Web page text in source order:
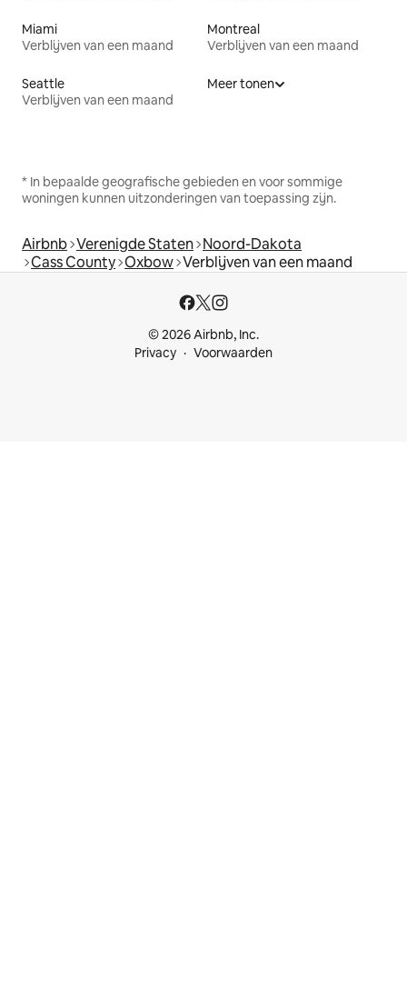
Miami
Verblijven van een maand
Montreal
Verblijven van een maand
Seattle
Verblijven van een maand
Meer tonen
* In bepaalde geografische gebieden en voor sommige
woningen kunnen uitzonderingen van toepassing zijn.
Airbnb Verenigde Staten Noord-Dakota
Cass County Oxbow Verblijven van een maand
© 2026 Airbnb, Inc.
Privacy
Voorwaarden